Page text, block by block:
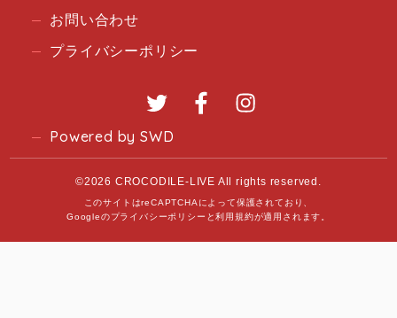
お問い合わせ
プライバシーポリシー
Twitter Facebook
Powered by SWD
©2026 CROCODILE-LIVE All rights reserved.
このサイトはreCAPTCHAによって保護されており、
Googleのプライバシーポリシー と利用規約が適用されます。